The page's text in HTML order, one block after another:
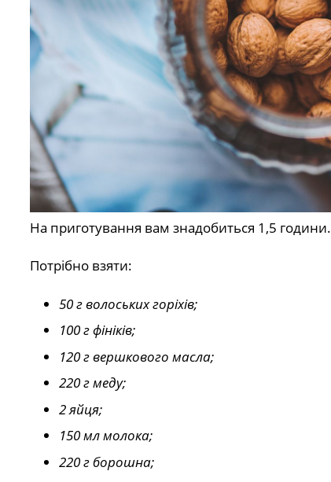
На приготування вам знадобиться 1,5 години.
Потрібно взяти:
50 г волоських горіхів;
100 г фініків;
120 г вершкового масла;
220 г меду;
2 яйця;
150 мл молока;
220 г борошна;